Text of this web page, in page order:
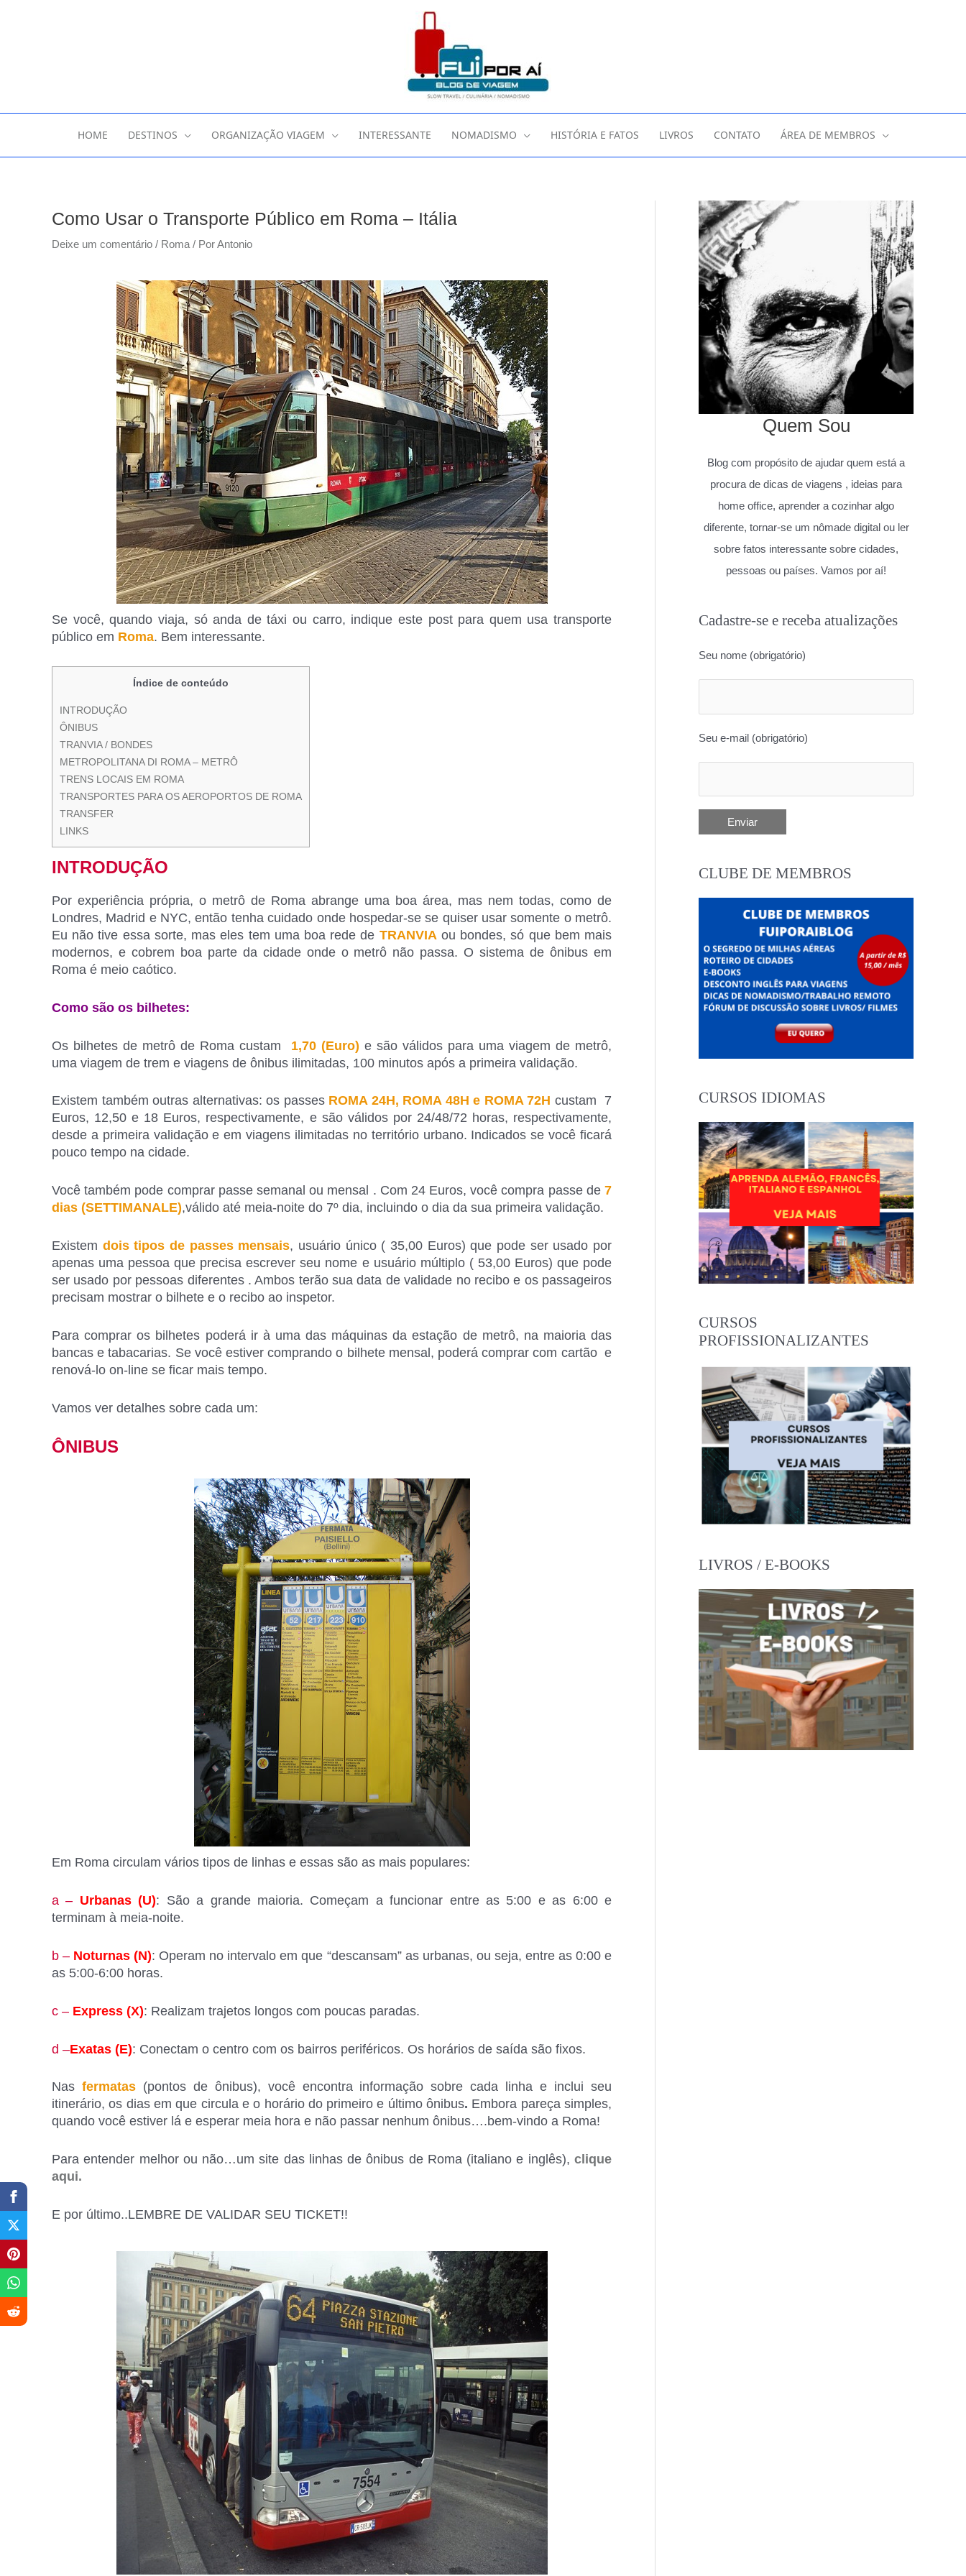
HOME DESTINOS ORGANIZAÇÃO VIAGEM INTERESSANTE NOMADISMO HISTÓRIA E FATOS LIVROS CONTATO ÁREA DE MEMBROS
Como Usar o Transporte Público em Roma – Itália
Deixe um comentário / Roma / PorAntonio
Se você, quando viaja, só anda de táxi ou carro, indique este post para quem usa transporte
público em Roma. Bem interessante.
Índice de conteúdo
INTRODUÇÃO
ÔNIBUS
TRANVIA / BONDES
METROPOLITANA DI ROMA – METRÔ
TRENS LOCAIS EM ROMA
TRANSPORTES PARA OS AEROPORTOS DE ROMA
TRANSFER
LINKS
INTRODUÇÃO
Por experiência própria, o metrô de Roma abrange uma boa área, mas nem todas, como de
Londres, Madrid e NYC, então tenha cuidado onde hospedar-se se quiser usar somente o metrô.
Eu não tive essa sorte, mas eles tem uma boa rede de TRANVIAou bondes, só que bem mais
modernos, e cobrem boa parte da cidade onde o metrô não passa. O sistema de ônibus em
Roma é meio caótico.
Como são os bilhetes:
Os bilhetes de metrô de Roma custam 1,70 (Euro) e são válidos para uma viagem de metrô,
uma viagem de trem e viagens de ônibus ilimitadas, 100 minutos após a primeira validação.
Existem também outras alternativas: os passes ROMA 24H, ROMA 48H e ROMA 72H custam 7
Euros, 12,50 e 18 Euros, respectivamente, e são válidos por 24/48/72 horas, respectivamente,
desde a primeira validação e em viagens ilimitadas no território urbano. Indicados se você ficará
pouco tempo na cidade.
Você também pode comprar passe semanal ou mensal . Com 24 Euros, você compra passe de 7
dias (SETTIMANALE),válido até meia-noite do 7º dia, incluindo o dia da sua primeira validação.
Existem dois tipos de passes mensais, usuário único ( 35,00 Euros) que pode ser usado por
apenas uma pessoa que precisa escrever seu nome e usuário múltiplo ( 53,00 Euros) que pode
ser usado por pessoas diferentes . Ambos terão sua data de validade no recibo e os passageiros
precisam mostrar o bilhete e o recibo ao inspetor.
Para comprar os bilhetes poderá ir à uma das máquinas da estação de metrô, na maioria das
bancas e tabacarias. Se você estiver comprando o bilhete mensal, poderá comprar com cartão e
renová-lo on-line se ficar mais tempo.
Vamos ver detalhes sobre cada um:
ÔNIBUS
Em Roma circulam vários tipos de linhas e essas são as mais populares:
a – Urbanas (U): São a grande maioria. Começam a funcionar entre as 5:00 e as 6:00 e
terminam à meia-noite.
b – Noturnas (N): Operam no intervalo em que “descansam” as urbanas, ou seja, entre as 0:00 e
as 5:00-6:00 horas.
c – Express (X): Realizam trajetos longos com poucas paradas.
d –Exatas (E): Conectam o centro com os bairros periféricos. Os horários de saída são fixos.
Nas fermatas(pontos de ônibus), você encontra informação sobre cada linha e inclui seu
itinerário, os dias em que circula e o horário do primeiro e último ônibus. Embora pareça simples,
quando você estiver lá e esperar meia hora e não passar nenhum ônibus….bem-vindo a Roma!
Para entender melhor ou não…um site das linhas de ônibus de Roma (italiano e inglês), clique
aqui.
E por último..LEMBRE DE VALIDAR SEU TICKET!!
Quem Sou
Blog com propósito de ajudar quem está a
procura de dicas de viagens , ideias para
home office, aprender a cozinhar algo
diferente, tornar-se um nômade digital ou ler
sobre fatos interessante sobre cidades,
pessoas ou países. Vamos por aí!
Cadastre-se e receba atualizações
Seu nome (obrigatório)
Seu e-mail (obrigatório)
CLUBE DE MEMBROS
CURSOS IDIOMAS
CURSOS
PROFISSIONALIZANTES
LIVROS / E-BOOKS